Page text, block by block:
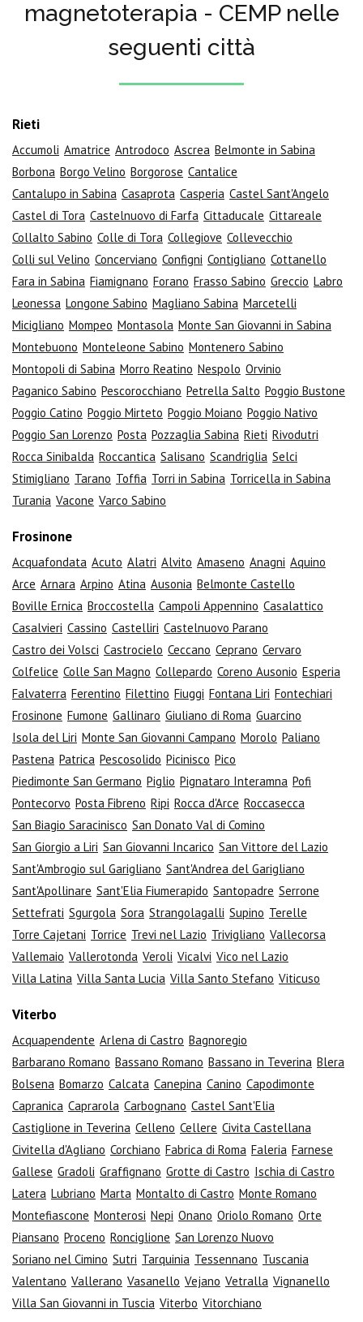
magnetoterapia - CEMP nelle
seguenti città
Rieti
Accumoli Amatrice Antrodoco Ascrea Belmonte in Sabina
Borbona Borgo Velino Borgorose Cantalice
Cantalupo in Sabina Casaprota Casperia Castel Sant'Angelo
Castel di Tora Castelnuovo di Farfa Cittaducale Cittareale
Collalto Sabino Colle di Tora Collegiove Collevecchio
Colli sul Velino Concerviano Configni Contigliano Cottanello
Fara in Sabina Fiamignano Forano Frasso Sabino Greccio Labro
Leonessa Longone Sabino Magliano Sabina Marcetelli
Micigliano Mompeo Montasola Monte San Giovanni in Sabina
Montebuono Monteleone Sabino Montenero Sabino
Montopoli di Sabina Morro Reatino Nespolo Orvinio
Paganico Sabino Pescorocchiano Petrella Salto Poggio Bustone
Poggio Catino Poggio Mirteto Poggio Moiano Poggio Nativo
Poggio San Lorenzo Posta Pozzaglia Sabina Rieti Rivodutri
Rocca Sinibalda Roccantica Salisano Scandriglia Selci
Stimigliano Tarano Toffia Torri in Sabina Torricella in Sabina
Turania Vacone Varco Sabino
Frosinone
Acquafondata Acuto Alatri Alvito Amaseno Anagni Aquino
Arce Arnara Arpino Atina Ausonia Belmonte Castello
Boville Ernica Broccostella Campoli Appennino Casalattico
Casalvieri Cassino Castelliri Castelnuovo Parano
Castro dei Volsci Castrocielo Ceccano Ceprano Cervaro
Colfelice Colle San Magno Collepardo Coreno Ausonio Esperia
Falvaterra Ferentino Filettino Fiuggi Fontana Liri Fontechiari
Frosinone Fumone Gallinaro Giuliano di Roma Guarcino
Isola del Liri Monte San Giovanni Campano Morolo Paliano
Pastena Patrica Pescosolido Picinisco Pico
Piedimonte San Germano Piglio Pignataro Interamna Pofi
Pontecorvo Posta Fibreno Ripi Rocca d'Arce Roccasecca
San Biagio Saracinisco San Donato Val di Comino
San Giorgio a Liri San Giovanni Incarico San Vittore del Lazio
Sant'Ambrogio sul Garigliano Sant'Andrea del Garigliano
Sant'Apollinare Sant'Elia Fiumerapido Santopadre Serrone
Settefrati Sgurgola Sora Strangolagalli Supino Terelle
Torre Cajetani Torrice Trevi nel Lazio Trivigliano Vallecorsa
Vallemaio Vallerotonda Veroli Vicalvi Vico nel Lazio
Villa Latina Villa Santa Lucia Villa Santo Stefano Viticuso
Viterbo
Acquapendente Arlena di Castro Bagnoregio
Barbarano Romano Bassano Romano Bassano in Teverina Blera
Bolsena Bomarzo Calcata Canepina Canino Capodimonte
Capranica Caprarola Carbognano Castel Sant'Elia
Castiglione in Teverina Celleno Cellere Civita Castellana
Civitella d'Agliano Corchiano Fabrica di Roma Faleria Farnese
Gallese Gradoli Graffignano Grotte di Castro Ischia di Castro
Latera Lubriano Marta Montalto di Castro Monte Romano
Montefiascone Monterosi Nepi Onano Oriolo Romano Orte
Piansano Proceno Ronciglione San Lorenzo Nuovo
Soriano nel Cimino Sutri Tarquinia Tessennano Tuscania
Valentano Vallerano Vasanello Vejano Vetralla Vignanello
Villa San Giovanni in Tuscia Viterbo Vitorchiano